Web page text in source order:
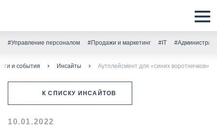
#Управление персоналом #Продажи и маркетинг #IT
и события Инсайты Аутплейсмент для «синих воротничков»
К СПИСКУ ИНСАЙТОВ
10.01.2022